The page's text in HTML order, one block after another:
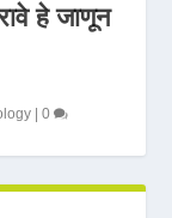
हे जाणून
|0